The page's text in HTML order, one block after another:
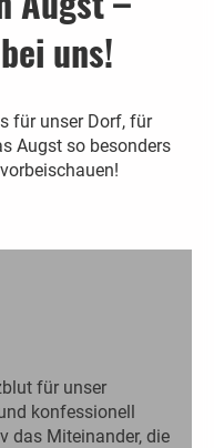
uns!
für unser Dorf, für
Augst so besonders
für unser
konfessionell
das Miteinander, die